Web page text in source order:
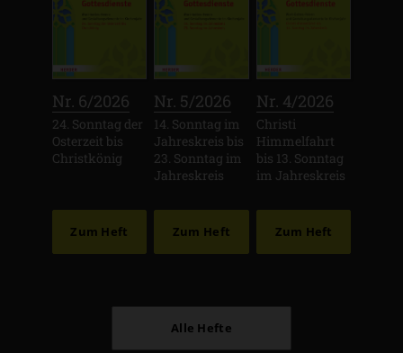
Nr. 6/2026
24. Sonntag der
Osterzeit bis
Christkönig
Zum Heft
Nr. 5/2026
14. Sonntag im
Jahreskreis bis
23. Sonntag im
Jahreskreis
Zum Heft
Nr. 4/2026
Christi
Himmelfahrt
bis 13. Sonntag
im Jahreskreis
Zum Heft
Alle Hefte